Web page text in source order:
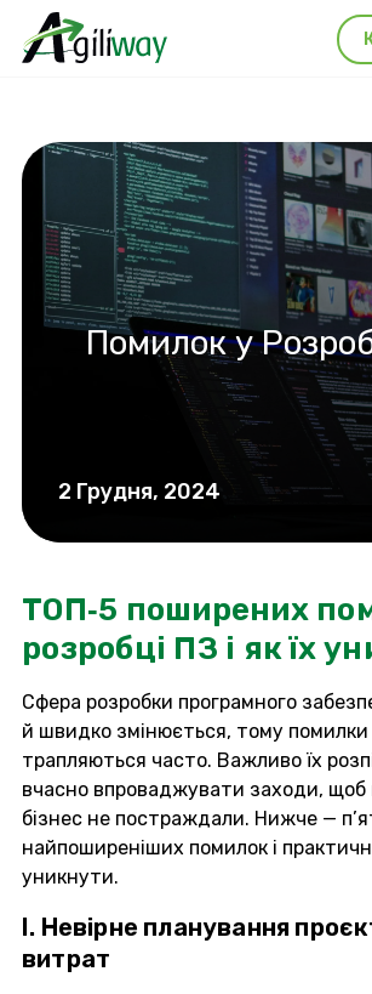
2 Грудня, 2024
Помилок у
ТОП‑5 поширених
розробці ПЗ і як їх
Сфера розробки програмного
й швидко змінюється, тому помилки
трапляються часто. Важливо їх
вчасно впроваджувати заходи, щоб
бізнес не постраждали. Нижче —
найпоширеніших помилок і
уникнути.
I. Невірне планування
витрат